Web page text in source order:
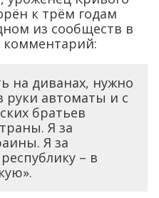
к трём годам
из сообществ в
комментарий:
на диванах, нужно
руки автоматы и с
братьев
Я за
Я за
– в